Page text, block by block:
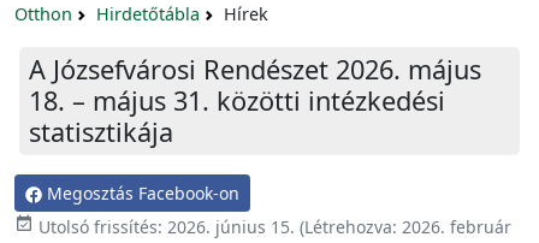
Otthon Hirdetőtábla Hírek
A Józsefvárosi Rendészet 2026. május
18. – május 31. közötti intézkedési
statisztikája
Megosztás Facebook-on
 Utolsó frissítés: 2026. június 15. (Létrehozva: 2026. február